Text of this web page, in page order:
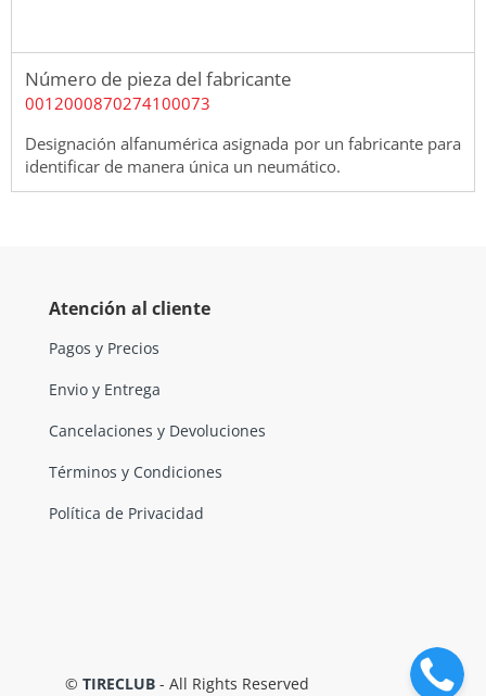
Número de pieza del fabricante
0012000870274100073
Designación alfanumérica asignada por un fabricante para
identificar de manera única un neumático.
Atención al cliente
Pagos y Precios
Envio y Entrega
Cancelaciones y Devoluciones
Términos y Condiciones
Política de Privacidad
© TIRECLUB - All Rights Reserved